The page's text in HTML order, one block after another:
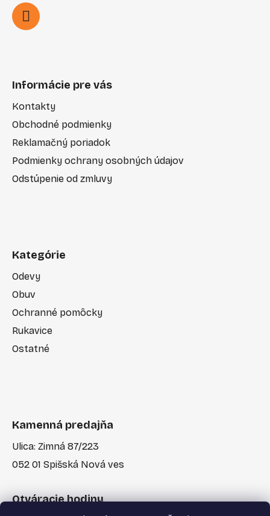
Informácie pre vás
Kontakty
Obchodné podmienky
Reklamačný poriadok
Podmienky ochrany osobných údajov
Odstúpenie od zmluvy
Kategórie
Odevy
Obuv
Ochranné pomôcky
Rukavice
Ostatné
Kamenná predajňa
Ulica: Zimná 87/223
052 01 Spišská Nová ves
Otváracie hodiny